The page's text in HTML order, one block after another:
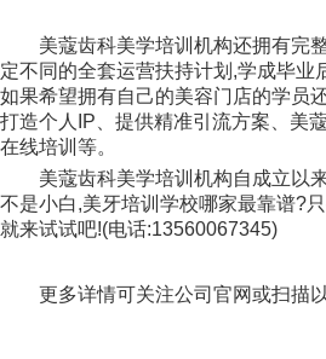
美蔻齿科美学培训机构还拥有完
定不同的全套运营扶持计划,学成毕
如果希望拥有自己的美容门店的学员
打造个人IP、提供精准引流方案、美
在线培训等。
美蔻齿科美学培训机构自成立以
不是小白,美牙培训学校哪家最靠谱?
就来试试吧!(电话:13560067345)
更多详情可关注公司官网或扫描